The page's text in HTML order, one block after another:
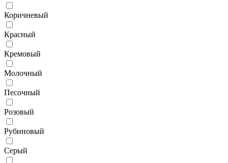
Коричневый
Красный
Кремовый
Молочный
Песочный
Розовый
Рубиновый
Серый